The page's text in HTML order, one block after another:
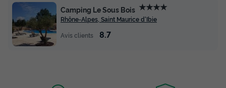
Camping Le Sous Bois ★★★★
Rhône-Alpes, Saint Maurice d'Ibie
Avis clients
8.7